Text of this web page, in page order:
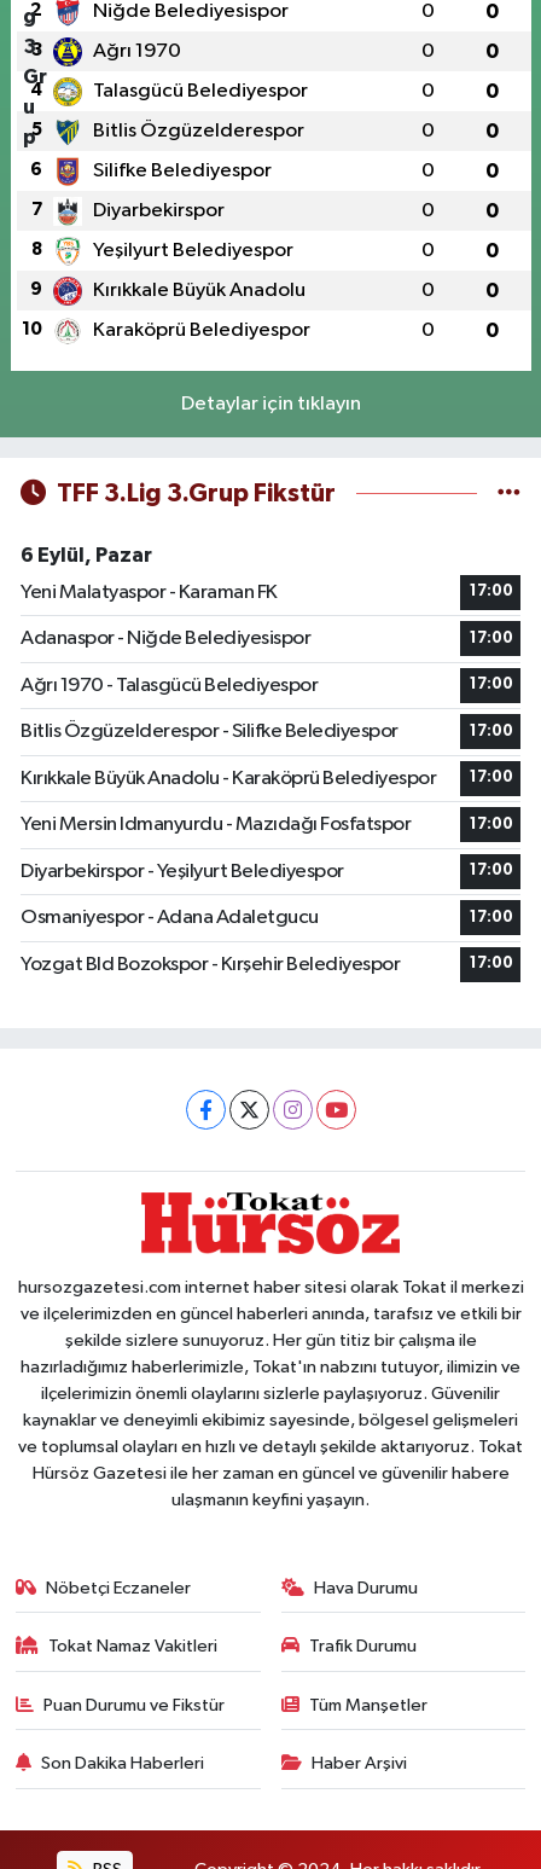
2 Niğde Belediyesispor 0 0
3 Ağrı 1970 0 0
4 Talasgücü Belediyespor 0 0
5 Bitlis Özgüzelderespor 0 0
6 Silifke Belediyespor 0 0
7 Diyarbekirspor 0 0
8 Yeşilyurt Belediyespor 0 0
9 Kırıkkale Büyük Anadolu 0 0
10 Karaköprü Belediyespor 0 0
Detaylar için tıklayın
TFF 3.Lig 3.Grup Fikstür
6 Eylül, Pazar
Yeni Malatyaspor - Karaman FK
17:00
Adanaspor - Niğde Belediyesispor 17:00
Ağrı 1970 - Talasgücü Belediyespor 17:00
Bitlis Özgüzelderespor - Silifke Belediyespor 17:00
Kırıkkale Büyük Anadolu - Karaköprü Belediyespor 17:00
Yeni Mersin Idmanyurdu - Mazıdağı Fosfatspor 17:00
Diyarbekirspor - Yeşilyurt Belediyespor 17:00
Osmaniyespor - Adana Adaletgucu 17:00
Yozgat Bld Bozokspor - Kırşehir Belediyespor 17:00
hursozgazetesi.com internet haber sitesi olarak Tokat il merkezi
ve ilçelerimizden en güncel haberleri anında, tarafsız ve etkili bir
şekilde sizlere sunuyoruz. Her gün titiz bir çalışma ile
hazırladığımız haberlerimizle, Tokat'ın nabzını tutuyor, ilimizin ve
ilçelerimizin önemli olaylarını sizlerle paylaşıyoruz. Güvenilir
kaynaklar ve deneyimli ekibimiz sayesinde, bölgesel gelişmeleri
ve toplumsal olayları en hızlı ve detaylı şekilde aktarıyoruz. Tokat
Hürsöz Gazetesi ile her zaman en güncel ve güvenilir habere
ulaşmanın keyfini yaşayın.
Nöbetçi Eczaneler Hava Durumu
Tokat Namaz Vakitleri Trafik Durumu
Puan Durumu ve Fikstür Tüm Manşetler
Son Dakika Haberleri Haber Arşivi